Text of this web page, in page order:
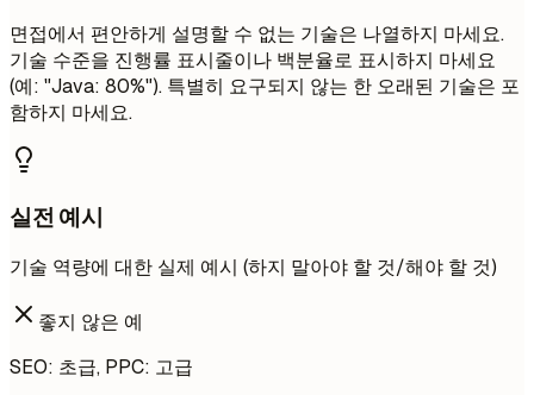
면접에서 편안하게 설명할 수 없는 기술은 나열하지 마세요.
기술 수준을 진행률 표시줄이나 백분율로 표시하지 마세요
(예: "Java: 80%"). 특별히 요구되지 않는 한 오래된 기술은 포
함하지 마세요.
실전 예시
기술 역량에 대한 실제 예시 (하지 말아야 할 것/해야 할 것)
좋지 않은 예
SEO: 초급, PPC: 고급